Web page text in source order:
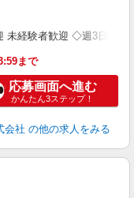
未経験者歓迎 ◇週3日〜勤
まで
応募画面へ進む
かんたん3ステップ！
会社 の他の求人をみる